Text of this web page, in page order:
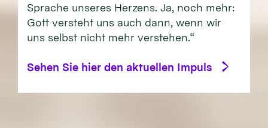
Sprache unseres Herzens. Ja, noch mehr:
Gott versteht uns auch dann, wenn wir
uns selbst nicht mehr verstehen.“
Sehen Sie hier den aktuellen Impuls